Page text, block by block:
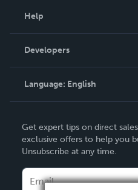
Podcast
Help
Order Lookup
Knowledge Base
Contact Support
Developers
Language: English
Deutsch
Français
Italiano
Get expert tips on direct
exclusive offers to help you
Unsubscribe at any time.